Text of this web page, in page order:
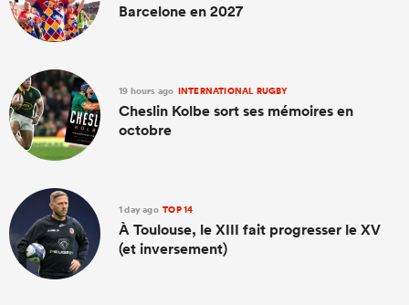
Barcelone en 2027
19 hours ago INTERNATIONAL RUGBY
Cheslin Kolbe sort ses mémoires en
octobre
1 day ago TOP 14
À Toulouse, le XIII fait progresser le XV
(et inversement)